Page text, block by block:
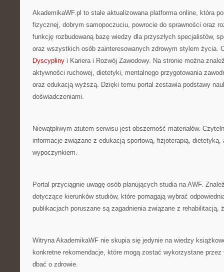
AkademikaWF.pl to stale aktualizowana platforma online, która
fizycznej, dobrym samopoczuciu, powrocie do sprawności oraz
funkcję rozbudowaną bazę wiedzy dla przyszłych specjalistów,
oraz wszystkich osób zainteresowanych zdrowym stylem życia.
Dyscypliny i Kariera i Rozwój Zawodowy. Na stronie można
aktywności ruchowej, dietetyki, mentalnego przygotowania
oraz edukacją wyższą. Dzięki temu portal zestawia podstawy
doświadczeniami.
Niewątpliwym atutem serwisu jest obszerność materiałów.
informacje związane z edukacją sportową, fizjoterapią,
wypoczynkiem.
Portal przyciągnie uwagę osób planujących studia na AWF.
dotyczące kierunków studiów, które pomagają wybrać
publikacjach poruszane są zagadnienia związane z rehabilitacją,
Witryna AkademikaWF nie skupia się jedynie na wiedzy
konkretne rekomendacje, które mogą zostać wykorzystane przez
dbać o zdrowie.